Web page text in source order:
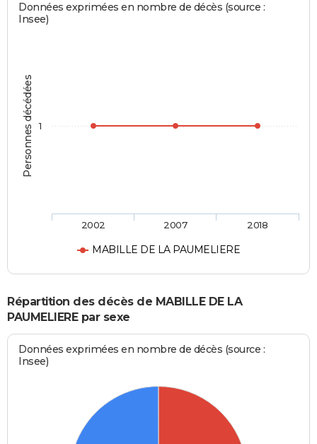
Personnes décédées
Données exprimées en nombre de décès (source :
Insee)
MABILLE DE LA PAUMELIERE
2002 2007 2018
1
Répartition des décès de MABILLE DE LA
PAUMELIERE par sexe
Données exprimées en nombre de décès (source :
Insee)